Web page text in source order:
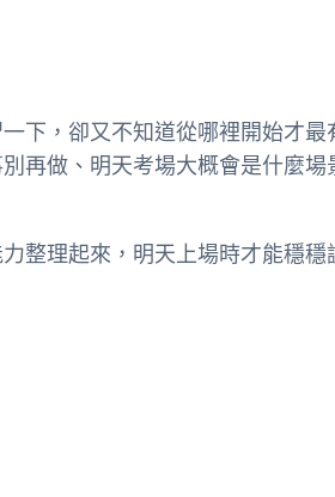
下，卻又不知道從哪裡開始才最
再做、明天考場大概會是什麼場
整理起來，明天上場時才能穩穩